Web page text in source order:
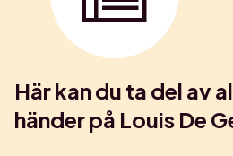
Här kan du ta del av
händer på Louis De